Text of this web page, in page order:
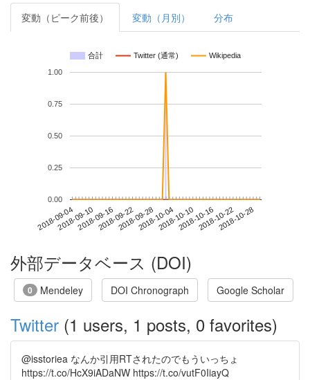
変動（ピーク前後） 変動（月別） 分布
合計 Twitter (通常) Wikipedia
2018-09-042018-09-102018-09-162018-09-222018-09-282018-10-042018-10-102018-10-162018-10-222018-10-28
0.00
0.25
0.50
0.75
1.00
外部データベース (DOI)
0 Mendeley DOI Chronograph Google Scholar
Twitter (1 users, 1 posts, 0 favorites)
@isstoriea なんか引用RTされたのでもういっちょ
https://t.co/HcX9iADaNW https://t.co/vutF0IiayQ